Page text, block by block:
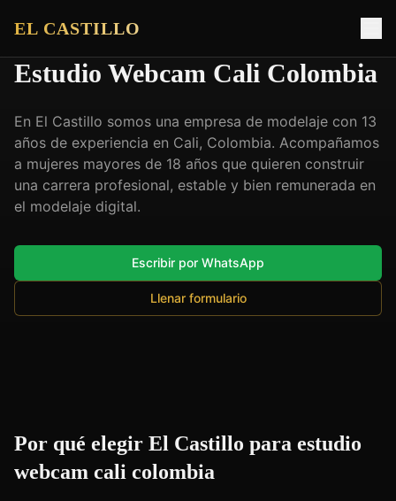
EL CASTILLO
Estudio Webcam Cali Colombia
En El Castillo somos una empresa de modelaje con 13
años de experiencia en Cali, Colombia. Acompañamos
a mujeres mayores de 18 años que quieren construir
una carrera profesional, estable y bien remunerada en
el modelaje digital.
Escribir por WhatsApp
Llenar formulario
Por qué elegir El Castillo para estudio
webcam cali colombia